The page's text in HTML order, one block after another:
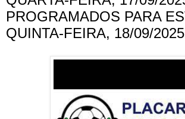
PROGRAMADOS PARA
QUINTA-FEIRA, 18/09/2025